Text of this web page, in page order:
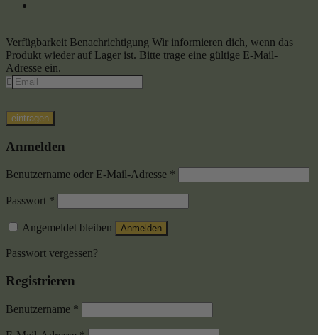
Verfügbarkeit Benachrichtigung Wir informieren dich, wenn das
Produkt wieder auf Lager ist. Bitte trage eine gültige E-Mail-
Adresse ein.
eintragen
Anmelden
Benutzername oder E-Mail-Adresse *
Passwort *
Angemeldet bleiben Anmelden
Passwort vergessen?
Registrieren
Benutzername *